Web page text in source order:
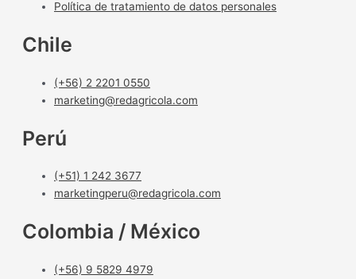
Política de tratamiento de datos personales
Chile
(+56) 2 2201 0550
marketing@redagricola.com
Perú
(+51) 1 242 3677
marketingperu@redagricola.com
Colombia / México
(+56) 9 5829 4979